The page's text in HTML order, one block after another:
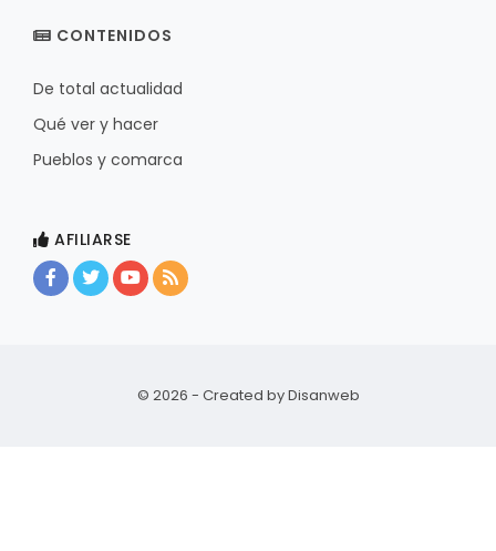
CONTENIDOS
De total actualidad
Qué ver y hacer
Pueblos y comarca
AFILIARSE
© 2026 - Created byDisanweb